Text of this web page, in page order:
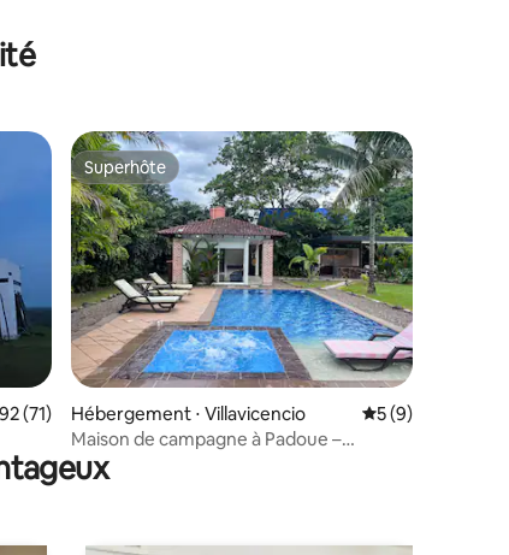
: 4,96 sur 5
moyenne sur la base de 71 commentaires : 4,92 sur 5
(71)
Superhôte
Superhôte
Hébergement ⋅ Villavicencio Évaluation
5 (9)
Maison de campagne à Padoue –
Aéroport à proximité